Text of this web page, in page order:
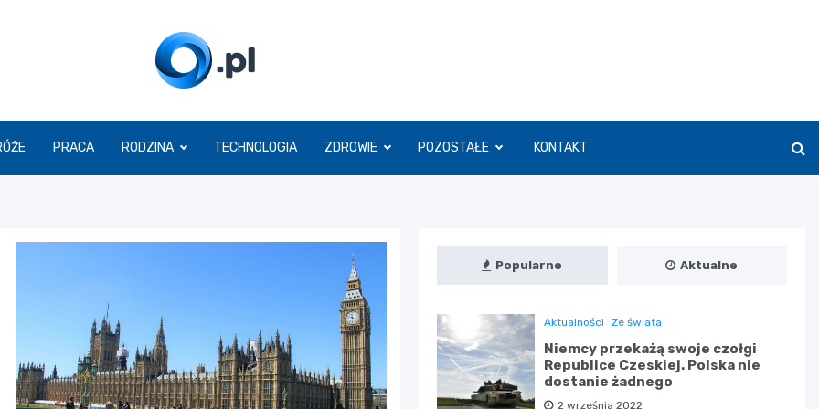
O.pl
PRACA RODZINA TECHNOLOGIA ZDROWIE POZOSTAŁE KONTAKT
Popularne Aktualne
Aktualności Ze świata
Niemcy przekażą swoje czołgi
Republice Czeskiej. Polska nie
dostanie żadnego
2 września 2022